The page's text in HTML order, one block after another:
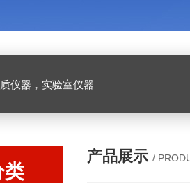
仪器，实验室仪器
类
产品展示 /